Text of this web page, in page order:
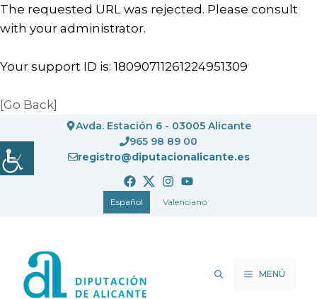
The requested URL was rejected. Please consult
with your administrator.
Your support ID is: 18090711261224951309
[Go Back]
al
contenido
Avda. Estación 6 - 03005 Alicante
965 98 89 00
registro@diputacionalicante.es
Español Valenciano
MENÚ